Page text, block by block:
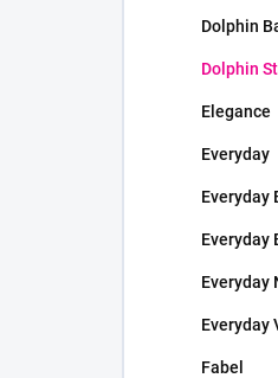
Dolphin
Dolphin
Elegance
Everyday
Everyday
Everyday
Everyday
Everyday
Fabel